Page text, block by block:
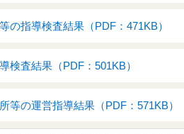
の指導検査結果（PDF：471KB）
検査結果（PDF：501KB）
等の運営指導結果（PDF：571KB）